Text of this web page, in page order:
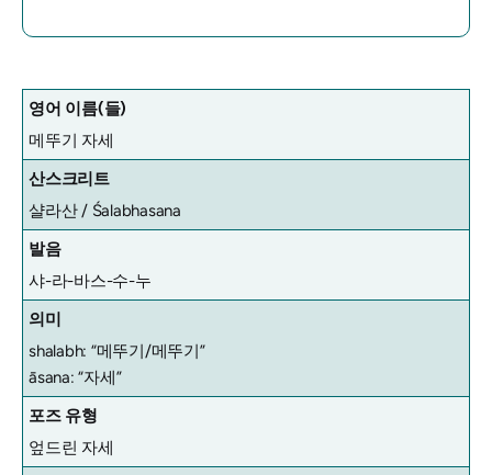
영어 이름(들)
메뚜기 자세
산스크리트
샬라산 / Śalabhasana
발음
샤-라-바스-수-누
의미
shalabh: “메뚜기/메뚜기”
āsana: “자세”
포즈 유형
엎드린 자세